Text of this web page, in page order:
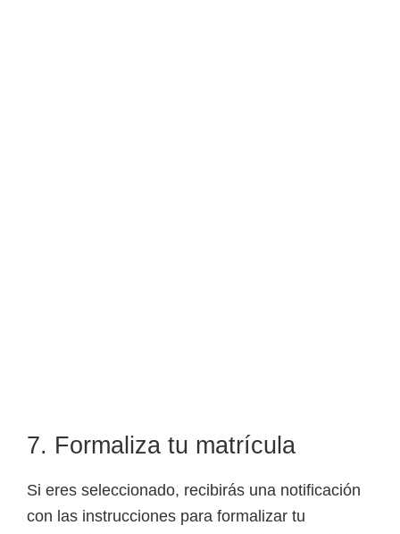
7. Formaliza tu matrícula
Si eres seleccionado, recibirás una notificación
con las instrucciones para formalizar tu